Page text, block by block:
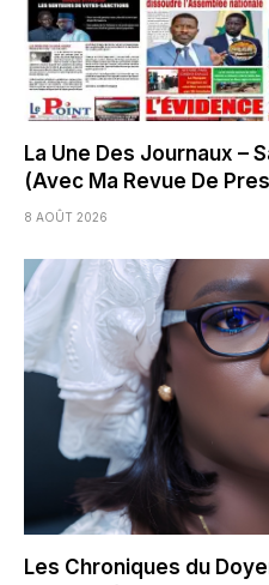
La Une Des Journaux –
(Avec Ma Revue De
8 AOÛT 2026
Les Chroniques du